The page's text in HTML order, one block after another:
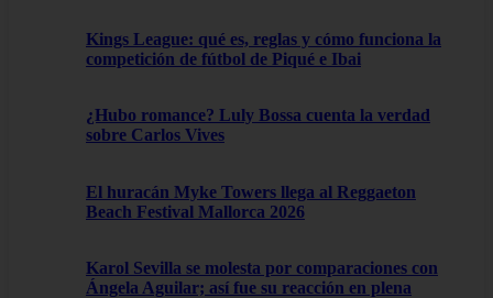
Kings League: qué es, reglas y cómo funciona la
competición de fútbol de Piqué e Ibai
¿Hubo romance? Luly Bossa cuenta la verdad
sobre Carlos Vives
El huracán Myke Towers llega al Reggaeton
Beach Festival Mallorca 2026
Karol Sevilla se molesta por comparaciones con
Ángela Aguilar; así fue su reacción en plena